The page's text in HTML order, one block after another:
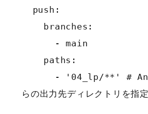
らの出力先ディレクトリを指定